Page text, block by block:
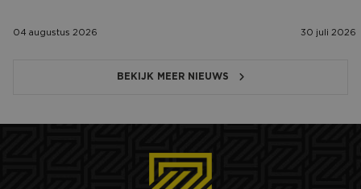
04 augustus 2026 30 juli 2026
BEKIJK MEER NIEUWS